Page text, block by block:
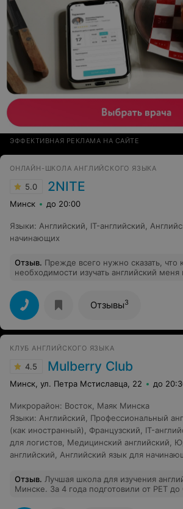
ЭФФЕКТИВНАЯ РЕКЛАМА НА САЙТЕ
ОНЛАЙН-ШКОЛА АНГЛИЙСКОГО ЯЗЫКА
5.0 2NITE
Минск до 20:00
Языки: Английский IT-английский
начинающих
Отзыв. Прежде всего нужно сказать, что к
необходимости изучать английский меня
совсем, но где то через пол года после
Инной, уже был в состоянии более менее
техническую документацию, что мне
изувечении программирования и
трудоустройстве. Уроки проходят в
время, то я думаю, что Вас с
под завязку и вы будите учиться ровно в
вам удобно. В тоже время, если что то не
то "паровоз" дальше не поедет, пока не
устранены все пробелы. Так что, если
попали куда надо.
Отзывы3
КЛУБ АНГЛИЙСКОГО ЯЗЫКА
4.5 Mulberry Club
Минск, ул. Петра Мстиславца, 22 до
Микрорайон: Восток Маяк Минска
Языки: Английский Профессиональный
(как иностранный)
Французский IT-
для логистов Медицинский английский
английский
Английский язык для
Отзыв. Лучшая школа для изучения
Минске. За 4 года подготовили от PET до